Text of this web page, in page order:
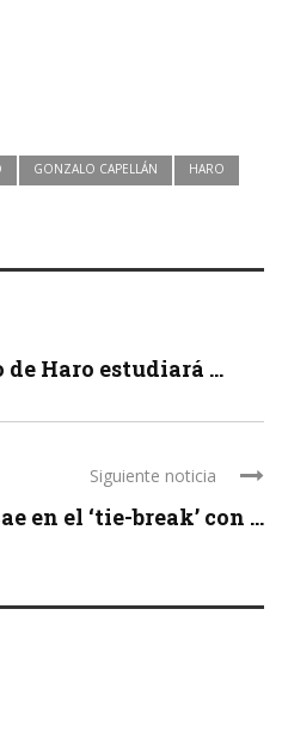
GONZALO CAPELLÁN
HARO
Haro estudiará ...
Siguiente noticia
en el ‘tie-break’ con ...